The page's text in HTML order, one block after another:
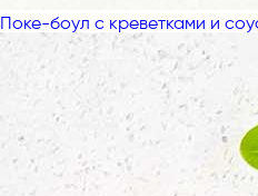
Поке-боул с креветками и